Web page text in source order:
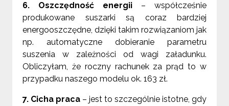
6. Oszczędność energii – współcześnie
produkowane suszarki są coraz bardziej
energooszczędne, dzięki takim rozwiązaniom jak
np. automatyczne dobieranie parametru
suszenia w zależności od wagi załadunku.
Obliczyłam, że roczny rachunek za prąd to w
przypadku naszego modelu ok. 163 zł.
7. Cicha praca – jest to szczególnie istotne, gdy